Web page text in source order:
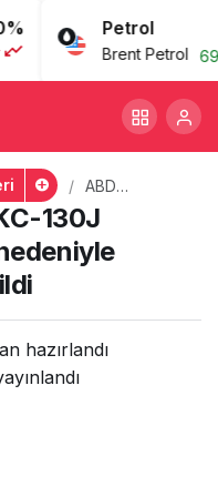
Petrol
Brent Petrol
ABD
Donanması’nın
KC-130J
Hercules
uçağı arıza
yönlendirildi
130J
hazırlandı
+ - 0